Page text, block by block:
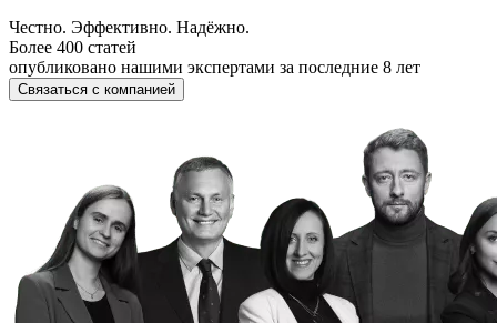
Честно. Эффективно. Надёжно.
Более 400 статей
опубликовано нашими экспертами за последние 8 лет
Связаться с компанией